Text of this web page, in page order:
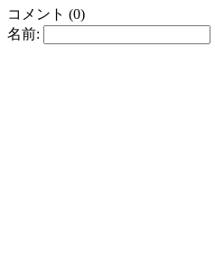
コメント (0)
名前: